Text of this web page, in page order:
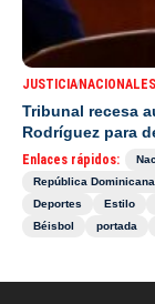
JUSTICIANACIONALES
Tribunal recesa
Rodríguez para
Enlaces rápidos:
República Dominicana
Deportes
Estilo
Béisbol
portada